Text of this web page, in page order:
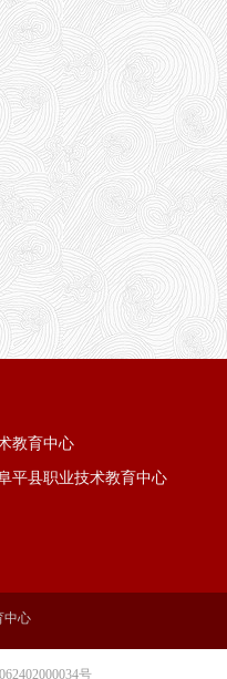
教育中心
平县职业技术教育中心
中心
号